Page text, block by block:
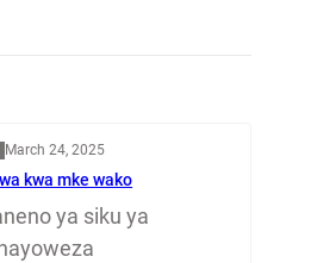
March 24, 2025
kwa mke wako
ya siku ya